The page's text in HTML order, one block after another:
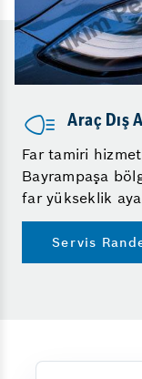
Araç Dış
Far tamiri
Bayrampaşa
far yükseklik
Servis